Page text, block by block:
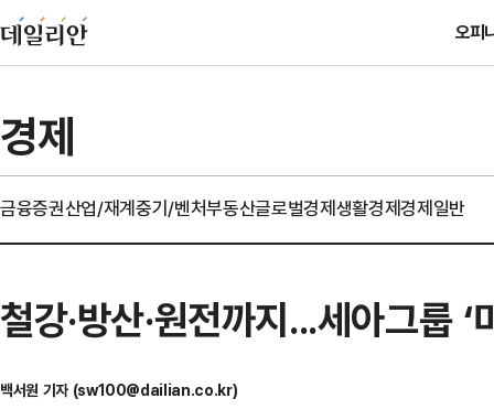
오피
경제
금융증권산업/재계중기/벤처부동산글로벌경제생활경제경제일반
철강·방산·원전까지...세아그룹
백서원 기자 (sw100@dailian.co.kr)